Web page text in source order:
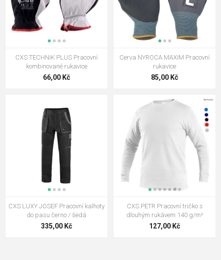
CXS TECHNIK PLUS Pracovní
kombinované rukavice
66,00 Kč
Cerva NYROCA MAXIM Pracovní
rukavice
85,00 Kč
CXS LUXY JOSEF Pracovní kalhoty
do pasu černo / šedá
335,00 Kč
CXS PETR Pracovní tričko s
dlouhým rukávem 140 g/m²
127,00 Kč